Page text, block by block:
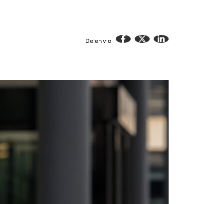
Delen via